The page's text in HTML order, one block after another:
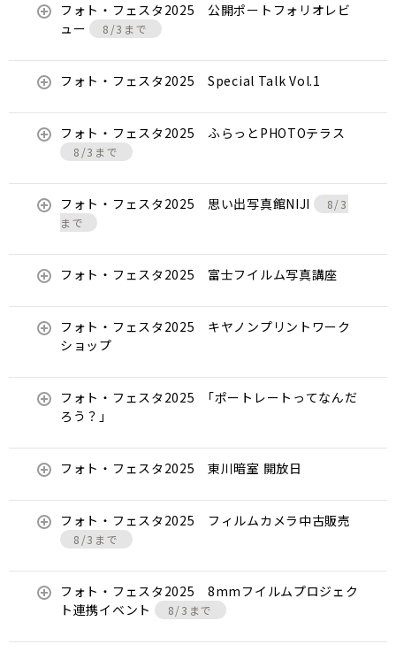
フォト・フェスタ2025 公開ポートフォリオレビ
ュー
8/3まで
フォト・フェスタ2025 Special Talk Vol.1
フォト・フェスタ2025 ふらっとPHOTOテラス
8/3まで
フォト・フェスタ2025 思い出写真館NIJI
8/3
まで
フォト・フェスタ2025 富士フイルム写真講座
フォト・フェスタ2025 キヤノンプリントワーク
ショップ
フォト・フェスタ2025 ｢ポートレートってなんだ
ろう？」
フォト・フェスタ2025 東川暗室 開放日
フォト・フェスタ2025 フィルムカメラ中古販売
8/3まで
フォト・フェスタ2025 8mmフイルムプロジェク
ト連携イベント
8/3まで